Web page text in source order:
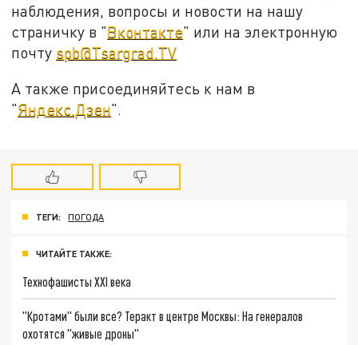
наблюдения, вопросы и новости на нашу
страничку в "Вконтакте" или на электронную
почту spb@Tsargrad.TV
А также присоединяйтесь к нам в
"Яндекс.Дзен".
ТЕГИ: ПОГОДА
ЧИТАЙТЕ ТАКЖЕ:
Технофашисты XXI века
"Кротами" были все? Теракт в центре Москвы: На генералов
охотятся "живые дроны"